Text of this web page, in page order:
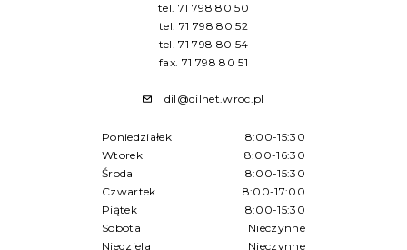
tel. 71 798 80 50
tel. 71 798 80 52
tel. 71 798 80 54
fax. 71 798 80 51
dil@dilnet.wroc.pl
Poniedziałek
8:00-15:30
Wtorek
8:00-16:30
Środa
8:00-15:30
Czwartek
8:00-17:00
Piątek
8:00-15:30
Sobota
Nieczynne
Niedziela
Nieczynne